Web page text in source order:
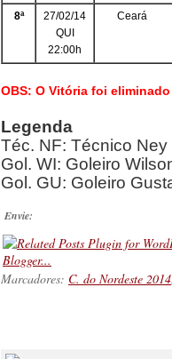
8ª
27/02/14
QUI
22:00h
Ceará
OBS: O Vitória foi
Legenda
Téc. NF: Técnico Ney
Gol. WI: Goleiro
Gol. GU: Goleiro
Envie:
Marcadores: C. do Nordeste 2014